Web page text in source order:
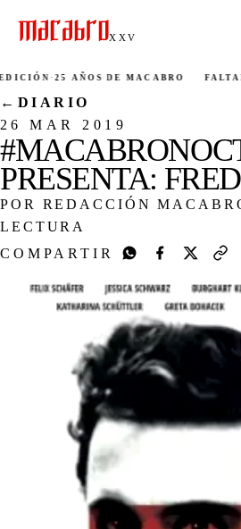
XXV
· 25 AÑOS DE MACABRO FALTAN
← DIARIO
26 MAR 2019
PRESENTA:
POR REDACCIÓN
LECTURA
COMPARTIR